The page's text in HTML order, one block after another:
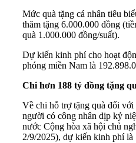
Mức quà tặng cá nhân tiêu
thăm tặng 6.000.000 đồng
quà 1.000.000 đồng/suất).
Dự kiến kinh phí cho hoạt
phóng miền Nam là
Chi hơn 188 tỷ đồng tặng
Về chi hỗ trợ tặng quà đối
người có công nhân dịp kỷ
nước Cộng hòa xã hội chủ
2/9/2025), dự kiến kinh phí là